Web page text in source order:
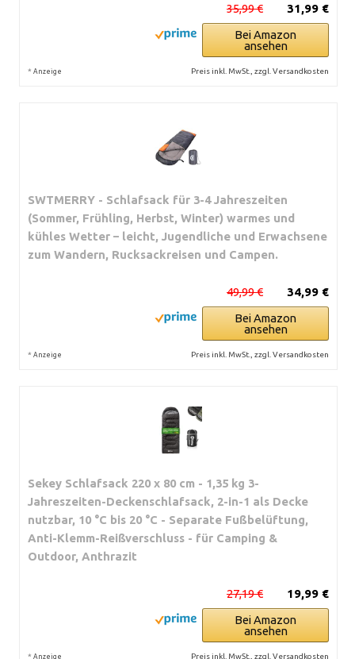
31,99 €
35,99 €
Bei Amazon
ansehen
* Anzeige Preis inkl. MwSt., zzgl. Versandkosten
SWTMERRY - Schlafsack für 3-4 Jahreszeiten
(Sommer, Frühling, Herbst, Winter) warmes und
kühles Wetter – leicht, Jugendliche und Erwachsene
zum Wandern, Rucksackreisen und Campen.
34,99 €
49,99 €
Bei Amazon
ansehen
* Anzeige Preis inkl. MwSt., zzgl. Versandkosten
Sekey Schlafsack 220 x 80 cm - 1,35 kg 3-
Jahreszeiten-Deckenschlafsack, 2-in-1 als Decke
nutzbar, 10 °C bis 20 °C - Separate Fußbelüftung,
Anti-Klemm-Reißverschluss - für Camping &
Outdoor, Anthrazit
19,99 €
27,19 €
Bei Amazon
ansehen
* Anzeige Preis inkl. MwSt., zzgl. Versandkosten